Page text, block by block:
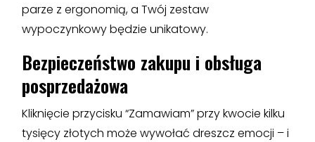
parze z ergonomią, a Twój zestaw
wypoczynkowy będzie unikatowy.
Bezpieczeństwo zakupu i obsługa
posprzedażowa
Kliknięcie przycisku “Zamawiam” przy kwocie kilku
tysięcy złotych może wywołać dreszcz emocji – i